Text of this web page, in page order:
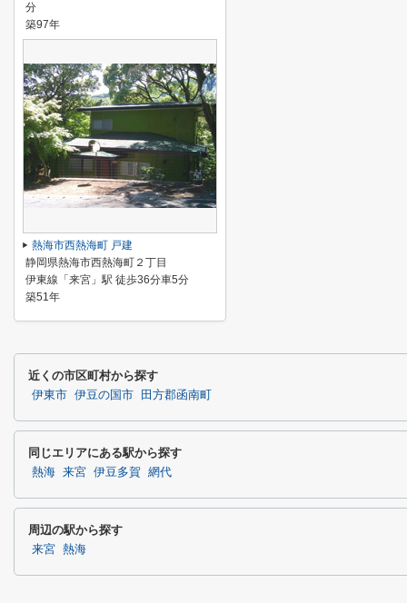
分
築97年
熱海市西熱海町 戸建
静岡県熱海市西熱海町２丁目
伊東線「来宮」駅 徒歩36分車5分
築51年
近くの市区町村から探す
伊東市 伊豆の国市 田方郡函南町
同じエリアにある駅から探す
熱海 来宮 伊豆多賀 網代
周辺の駅から探す
来宮 熱海